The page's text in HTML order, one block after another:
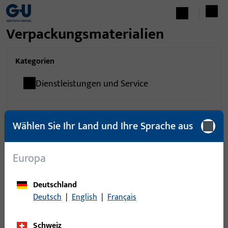
Verpackungsmaterialien
Kategorien
Dienstleistungen und Service
Artikel gefunden
Artikel
Wählen Sie Ihr Land und Ihre Sprache aus
Europa
Deutschland
Deutsch | English | Français